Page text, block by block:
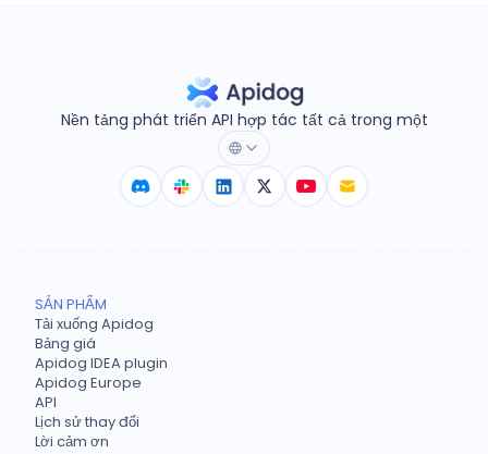
Nền tảng phát triển API hợp tác tất cả trong một
SẢN PHẨM
Tải xuống Apidog
Bảng giá
Apidog IDEA plugin
Apidog Europe
API
Lịch sử thay đổi
Lời cảm ơn